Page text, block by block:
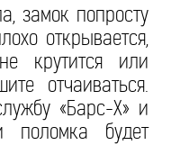
замок попросту
открывается,
крутится или
отчаиваться.
«Барс-Х» и
будет